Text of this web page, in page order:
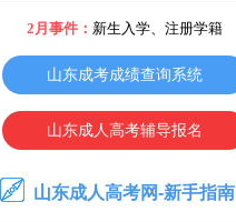
2月事件： 新生入学、注册学籍
山东成考成绩查询系统
山东成人高考辅导报名
山东成人高考网-新手指南